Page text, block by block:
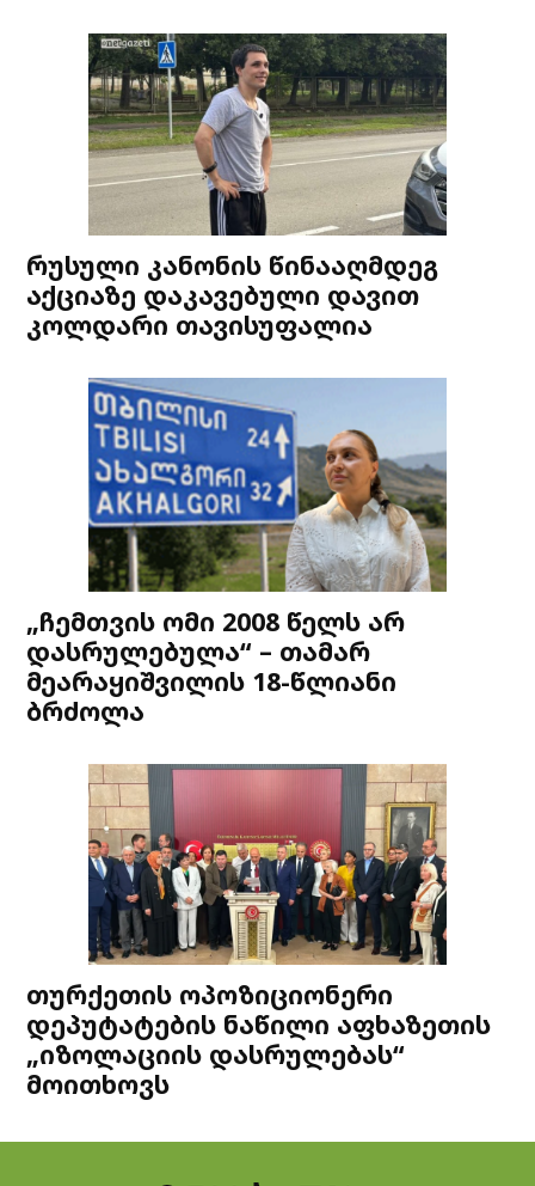
რუსული კანონის წინააღმდეგ
აქციაზე დაკავებული დავით
კოლდარი თავისუფალია
„ჩემთვის ომი 2008 წელს არ
დასრულებულა“ – თამარ
მეარაყიშვილის 18-წლიანი
ბრძოლა
თურქეთის ოპოზიციონერი
დეპუტატების ნაწილი აფხაზეთის
„იზოლაციის დასრულებას“
მოითხოვს